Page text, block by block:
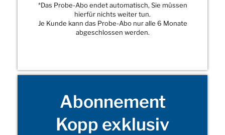
*Das Probe-Abo endet automatisch, Sie müssen
hierfür nichts weiter tun.
Je Kunde kann das Probe-Abo nur alle 6 Monate
abgeschlossen werden.
Abonnement
Kopp exklusiv